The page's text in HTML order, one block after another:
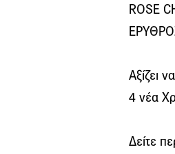
ROSE
Αξίζει
4 νέα
Δείτε